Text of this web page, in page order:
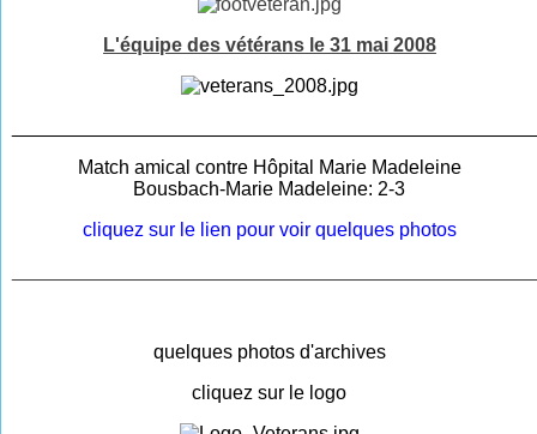
L'équipe des vétérans le 31 mai 2008
Match amical contre Hôpital Marie Madeleine
Bousbach-Marie Madeleine: 2-3
cliquez sur le lien pour voir quelques photos
quelques photos d'archives
cliquez sur le logo